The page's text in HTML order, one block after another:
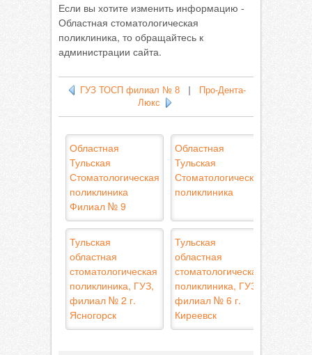
Если вы хотите изменить информацию -
Областная стоматологическая
поликлиника, то обращайтесь к
администрации сайта.
ГУЗ ТОСП филиал № 8
Про-Дента-
Люкс
Областная
Тульская
Стоматологическая
поликлиника
Филиал № 9
Областная
Тульская
Стоматологическая
поликлиника
Тульская
областная
стоматологическая
поликлиника, ГУЗ,
филиал № 2 г.
Ясногорск
Тульская
областная
стоматологическая
поликлиника, ГУЗ,
филиал № 6 г.
Киреевск